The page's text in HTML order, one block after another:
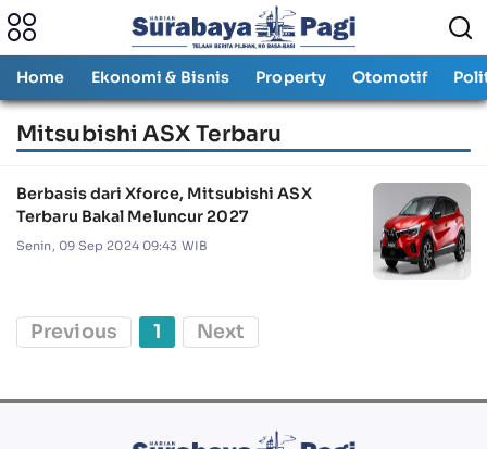
Home Ekonomi & Bisnis Property Otomotif
Mitsubishi ASX Terbaru
Berbasis dari Xforce, Mitsubishi ASX
Terbaru Bakal Meluncur 2027
Senin, 09 Sep 2024 09:43 WIB
Previous 1 Next